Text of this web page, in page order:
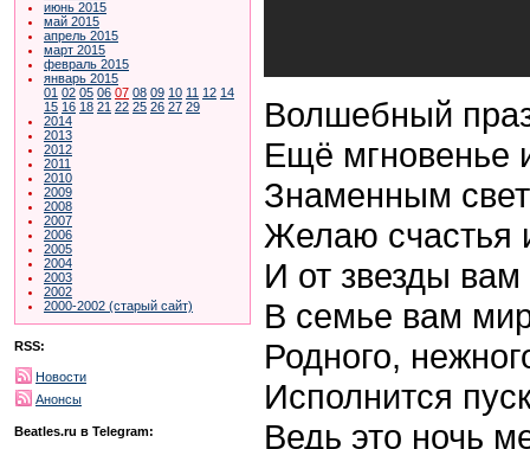
июнь 2015
май 2015
апрель 2015
март 2015
февраль 2015
январь 2015
01 02 05 06 07 08 09 10 11 12 14
15 16 18 21 22 25 26 27 29
2014
2013
2012
2011
2010
2009
2008
2007
2006
2005
2004
2003
2002
2000-2002 (старый сайт)
RSS:
Новости
Анонсы
Beatles.ru в Telegram:
Волшебный
Ещё мгновенье
Знаменным
Желаю счастья
И от звезды
В семье вам
Родного,
Исполнится
Ведь это ночь